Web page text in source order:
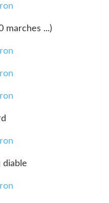
marches ...)
diable